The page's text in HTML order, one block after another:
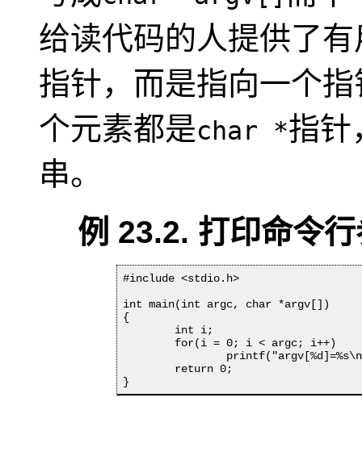
给读代码的人提供了
指针，而是指向一个
个元素都是char *指针
串。
例 23.2. 打印命令
#include <stdio.h>
int main(int argc, char *argv[])
{
}